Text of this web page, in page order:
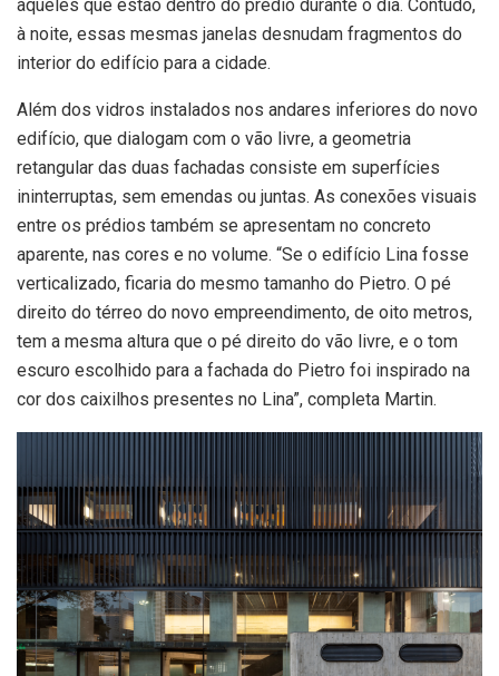
àqueles que estão dentro do prédio durante o dia. Contudo,
à noite, essas mesmas janelas desnudam fragmentos do
interior do edifício para a cidade.
Além dos vidros instalados nos andares inferiores do novo
edifício, que dialogam com o vão livre, a geometria
retangular das duas fachadas consiste em superfícies
ininterruptas, sem emendas ou juntas. As conexões visuais
entre os prédios também se apresentam no concreto
aparente, nas cores e no volume. “Se o edifício Lina fosse
verticalizado, ficaria do mesmo tamanho do Pietro. O pé
direito do térreo do novo empreendimento, de oito metros,
tem a mesma altura que o pé direito do vão livre, e o tom
escuro escolhido para a fachada do Pietro foi inspirado na
cor dos caixilhos presentes no Lina”, completa Martin.